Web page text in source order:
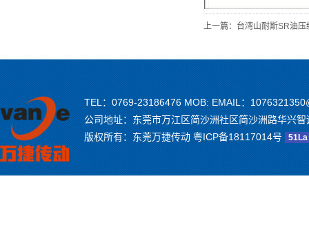
上一篇： 台湾山耐斯SR油压
TEL：0769-23186476 MOB: EMAIL：
公司地址：东莞市万江区简沙洲社区简沙洲路华兴
版权所有：东莞万捷传动 粤ICP备18117014号 51La